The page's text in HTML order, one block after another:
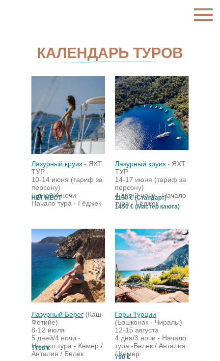
КАЛЕНДАРЬ ТУРОВ
Лазурный Берег (Каш-
Фетийе)
8-12 июля
5 дней/4 ночи -
Начало тура - Кемер /
Анталия / Белек
1100 €
Горы Турции
(Бэшконак - Чиралы)
12-15 августа
4 дня/3 ночи - Начало
тура -Белек / Анталия
/ Кемер
Лазурный круиз - ЯХТ
ТУР
10-14 июня (тариф за
персону)
5 дней/4 ночи -
Начало тура - Гёджек
790 €
НЕТ МЕСТ
1190 € (Стандарт)
1450 € (Мастер каюта)
Лазурный круиз - ЯХТ
ТУР
14-17 июня (тариф за
персону)
4 дня/3 ночи -Начало
тура - Гёджек